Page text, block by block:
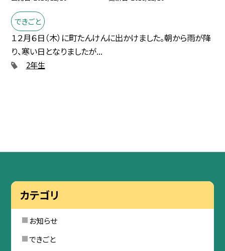
できごと
１２月６日（木）に町たんけんに出かけました。朝から雨が降
り、寒い日となりましたが...
2年生
カテゴリ
お知らせ
できごと